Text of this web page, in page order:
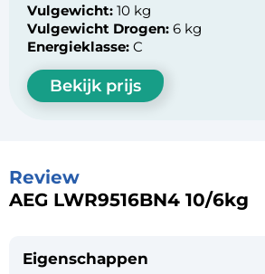
Vulgewicht: 10 kg
Vulgewicht Drogen: 6 kg
Energieklasse: C
Bekijk prijs
Review
AEG LWR9516BN4 10/6kg
Eigenschappen